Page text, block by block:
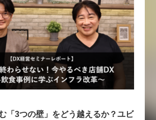
「3つの壁」をどう越えるか？ユビ